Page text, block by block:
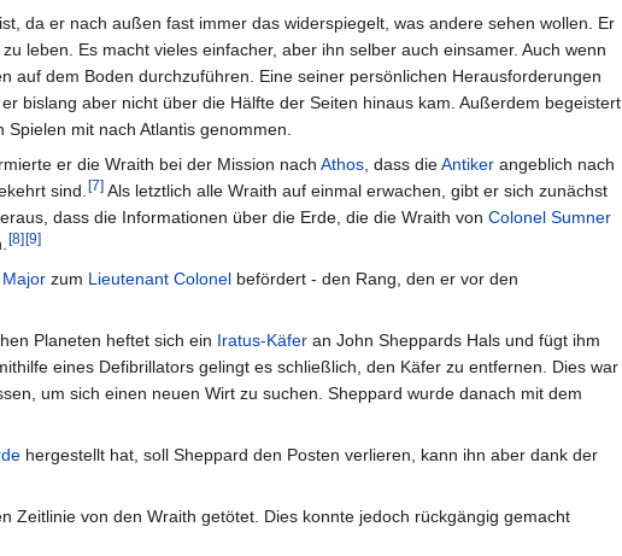
da er nach außen fast immer das widerspiegelt, was andere sehen wollen. Er
leben. Es macht vieles einfacher, aber ihn selber auch einsamer. Auch wenn
auf dem Boden durchzuführen. Eine seiner persönlichen Herausforderungen
bislang aber nicht über die Hälfte der Seiten hinaus kam. Außerdem begeistert
mit nach Atlantis genommen.
er die Wraith bei der Mission nach Athos, dass dieAntiker angeblich nach
sind.[7] Als letztlich alle Wraith auf einmal erwachen, gibt er sich zunächst
dass die Informationen über die Erde, die die Wraith von Colonel Sumner
[8][9]
Major zum Lieutenant Colonel befördert - den Rang, den er vor den
Planeten heftet sich ein Iratus-Käfer an John Sheppards Hals und fügt ihm
eines Defibrillators gelingt es schließlich, den Käfer zu entfernen. Dies war
um sich einen neuen Wirt zu suchen. Sheppard wurde danach mit dem
hergestellt hat, soll Sheppard den Posten verlieren, kann ihn aber dank der
Zeitlinie von den Wraith getötet. Dies konnte jedoch rückgängig gemacht